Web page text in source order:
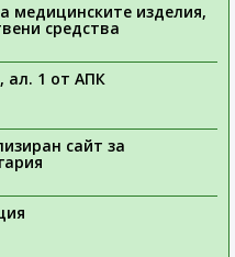
медицинските изделия,
средства
ал. 1 от АПК
сайт за